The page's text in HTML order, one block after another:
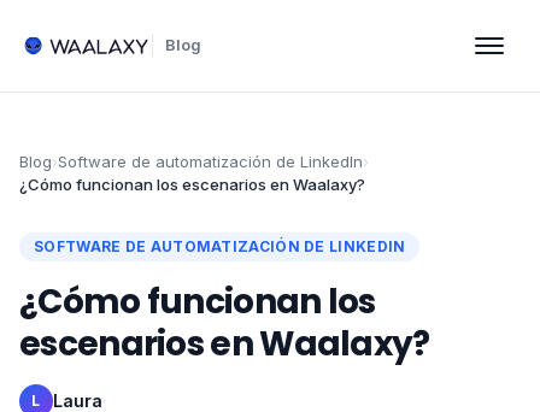
Blog
Blog›Software de automatización de LinkedIn›
¿Cómo funcionan los escenarios en Waalaxy?
SOFTWARE DE AUTOMATIZACIÓN DE LINKEDIN
¿Cómo funcionan los
escenarios en Waalaxy?
L Laura·